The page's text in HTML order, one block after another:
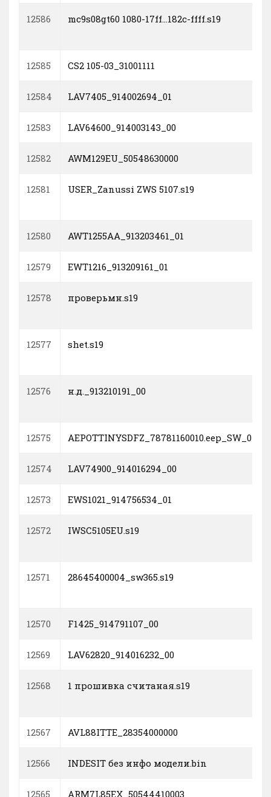
12586 mc9s08gt60 1080-17ff...182c-ffff.s19
12585 CS2 105-03_31001111
12584 LAV7405_914002694_01
12583 LAV64600_914003143_00
12582 AWM129EU_50548630000
12581 USER_Zanussi ZWS 5107.s19
12580 AWT1255AA_913203461_01
12579 EWT1216_913209161_01
12578 проверьмн.s19
12577 shet.s19
12576 н.д._913210191_00
12575
12574 LAV74900_914016294_00
12573 EWS1021_914756534_01
12572 IWSC5105EU.s19
12571 28645400004_sw365.s19
12570 F1425_914791107_00
12569 LAV62820_914016232_00
12568 1 прошивка считаная.s19
12567 AVL88ITTE_28354000000
12566 INDESIT без инфо модели.bin
12565 ARM7L85EX_50544410003